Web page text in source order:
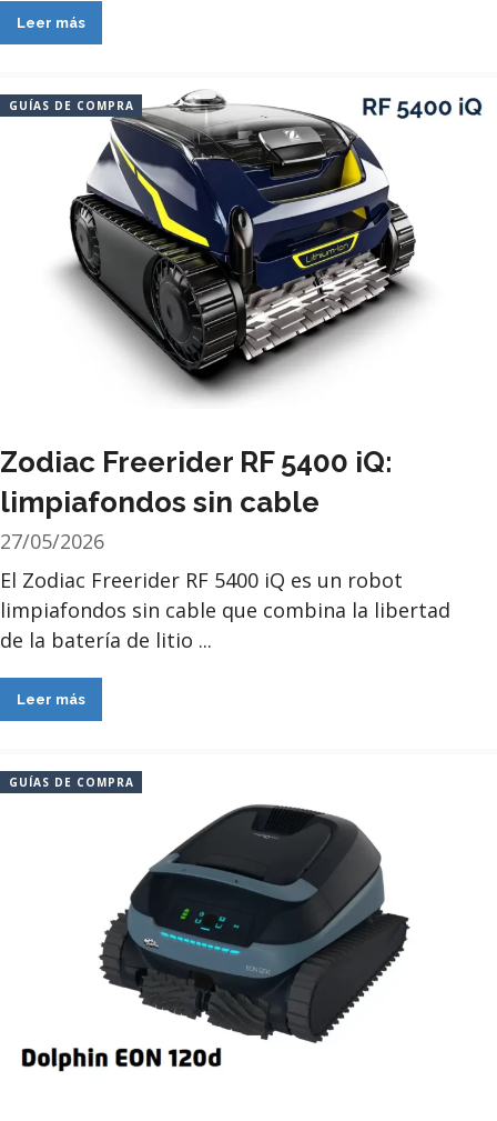
Leer más
GUÍAS DE COMPRA
Zodiac Freerider RF 5400 iQ:
limpiafondos sin cable
27/05/2026
El Zodiac Freerider RF 5400 iQ es un robot
limpiafondos sin cable que combina la libertad
de la batería de litio ...
Leer más
GUÍAS DE COMPRA